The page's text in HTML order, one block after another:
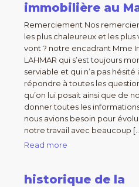
immobilière au
Remerciement Nos
les plus chaleureux et les plus
vont ? notre encadrant Mme
LAHMAR qui s’est toujours
serviable et qui n’a pas hésité
répondre à toutes les
qu’on lui posait ainsi que de
donner toutes les
nous avions besoin pour
notre travail avec beaucoup
Read more
historique de la